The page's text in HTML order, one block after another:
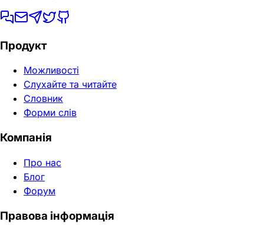
Продукт
Можливості
Слухайте та читайте
Словник
Форми слів
Компанія
Про нас
Блог
Форум
Правова інформація